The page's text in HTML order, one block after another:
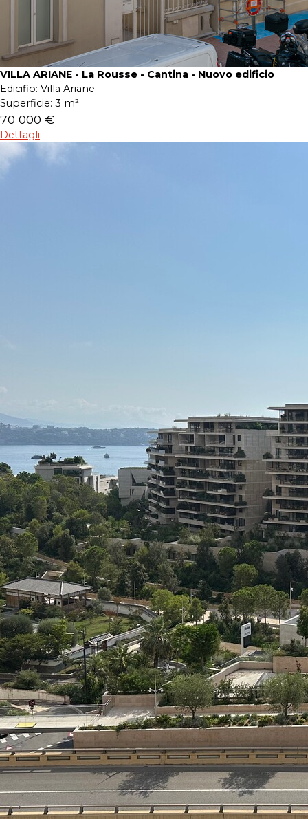
VILLA ARIANE - La Rousse - Cantina - Nuovo edificio
Edicifio: Villa Ariane
Superficie: 3 m²
70 000 €
Dettagli